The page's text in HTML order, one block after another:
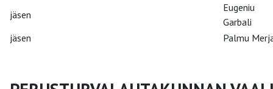
jäsen
Eugeniu
Garbali
jäsen
Palmu